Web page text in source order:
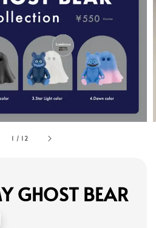
1 / 12
GHOST BEAR